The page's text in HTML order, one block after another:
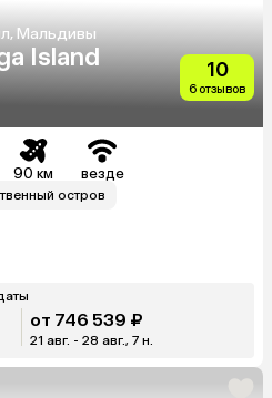
Мальдивы
Island
10
6 отзывов
90 км везде
остров
от 746 539 ₽
21 авг. - 28 авг., 7 н.